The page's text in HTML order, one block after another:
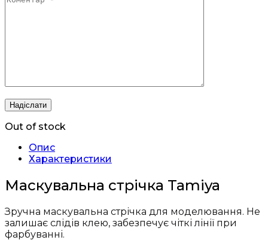
Out of stock
Опис
Характеристики
Маскувальна стрічка Tamiya
Зручна маскувальна стрічка для моделювання. Не
залишає слідів клею, забезпечує чіткі лінії при
фарбуванні.